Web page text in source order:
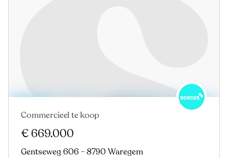
Nieuw
Commercieel te koop
€ 669.000
Gentseweg 606 - 8790 Waregem